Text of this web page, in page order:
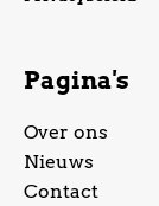
Pagina's
Over ons
Nieuws
Contact